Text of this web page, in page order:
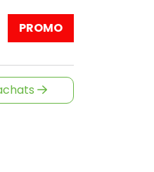
PROMO